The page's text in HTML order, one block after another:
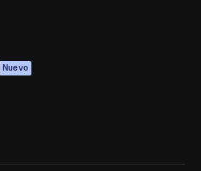
Nuevo